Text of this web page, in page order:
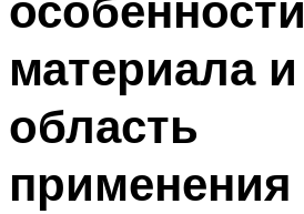
материала и
область
применения